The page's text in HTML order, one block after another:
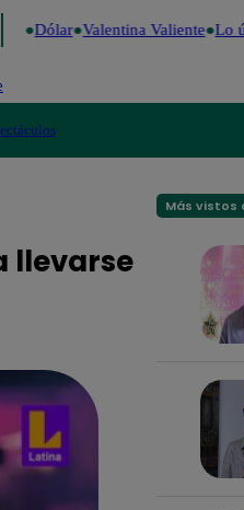
Dólar Valentina Valiente Lo
llevarse
Más vistos